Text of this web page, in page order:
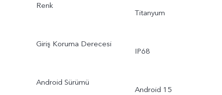
Renk
Titanyum
Giriş Koruma Derecesi
IP68
Android Sürümü
Android 15